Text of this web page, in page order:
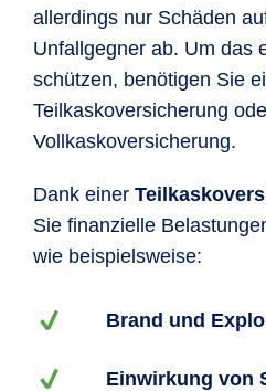
allerdings nur Schäden
Unfallgegner ab. Um das
schützen, benötigen Sie
Teilkaskoversicherung
Vollkaskoversicherung.
Dank einer
Sie finanzielle
wie beispielsweise:
Brand und
Einwirkung von